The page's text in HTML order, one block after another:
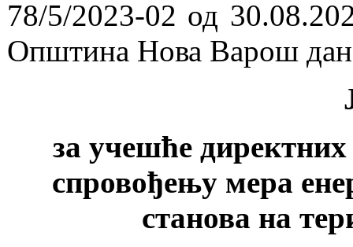
78/5/2023-02 од
Општина Нова Варош
за учешће
спровођењу мера
станова на